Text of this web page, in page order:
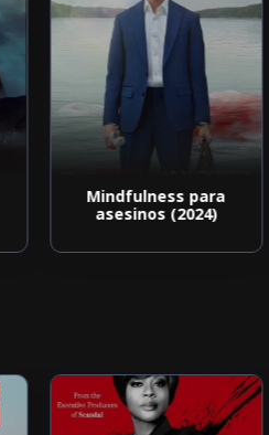
Mindfulness para
asesinos (2024)